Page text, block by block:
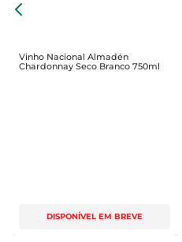
Vinho Nacional Almadén
Chardonnay Seco Branco 750ml
DISPONÍVEL EM BREVE